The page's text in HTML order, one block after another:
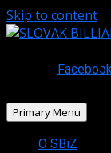
Skip to content
Primary Menu
O SBiZ